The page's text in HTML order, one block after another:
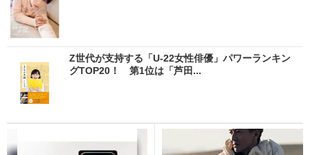
Z世代が支持する「U-22女性俳優」パワーランキン
グTOP20！ 第1位は「芦田...